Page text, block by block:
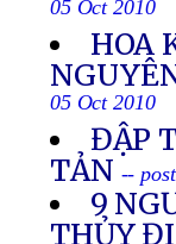
05 Oct 2010
HOA
05 Oct 2010
ĐẬP
TẢN --
9
THỦY